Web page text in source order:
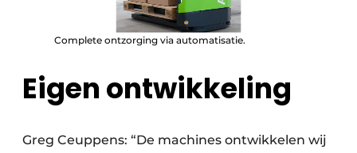
Complete ontzorging via automatisatie.
Eigen ontwikkeling
Greg Ceuppens: “De machines ontwikkelen wij